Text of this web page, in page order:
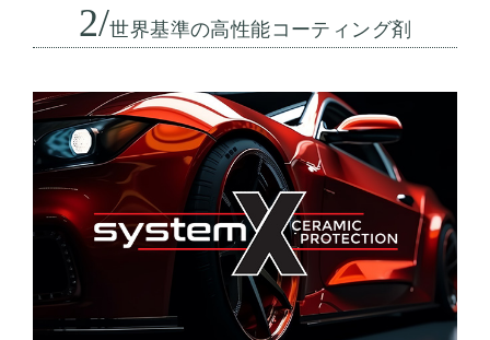
2/世界基準の高性能コーティング剤